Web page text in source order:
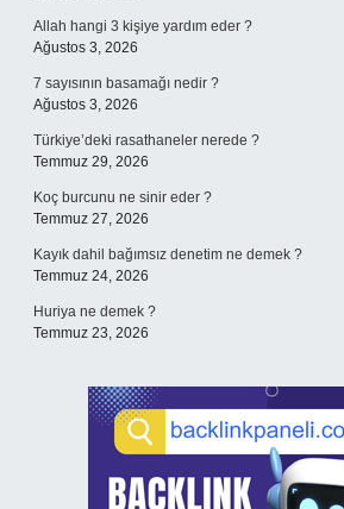
Allah hangi 3 kişiye yardım eder ?
Ağustos 3, 2026
7 sayısının basamağı nedir ?
Ağustos 3, 2026
Türkiye’deki rasathaneler nerede ?
Temmuz 29, 2026
Koç burcunu ne sinir eder ?
Temmuz 27, 2026
Kayık dahil bağımsız denetim ne demek ?
Temmuz 24, 2026
Huriya ne demek ?
Temmuz 23, 2026